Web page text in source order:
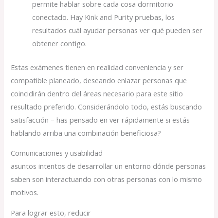
permite hablar sobre cada cosa dormitorio
conectado. Hay Kink and Purity pruebas, los
resultados cuál ayudar personas ver qué pueden ser
obtener contigo.
Estas exámenes tienen en realidad conveniencia y ser
compatible planeado, deseando enlazar personas que
coincidirán dentro del áreas necesario para este sitio
resultado preferido. Considerándolo todo, estás buscando
satisfacción – has pensado en ver rápidamente si estás
hablando arriba una combinación beneficiosa?
Comunicaciones y usabilidad
asuntos intentos de desarrollar un entorno dónde personas
saben son interactuando con otras personas con lo mismo
motivos.
Para lograr esto, reducir